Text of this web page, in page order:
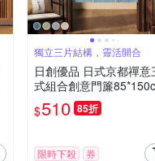
獨立三片結構，靈活開合
日創優品 日式京都禪意
式組合創意門簾
送門簾桿(送桿子/長門簾/
水簾/門簾/臥室門簾/短門
$510 85折
限時下殺 券